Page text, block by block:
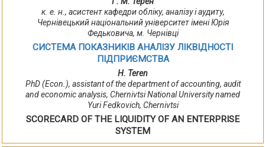
к. е. н., асистент кафедри обліку, аналізу і аудиту,
Чернівецький національний університет імені Юрія
Федьковича, м. Чернівці
СИСТЕМА ПОКАЗНИКІВ АНАЛІЗУ ЛІКВІДНОСТІ
ПІДПРИЄМСТВА
H. Teren
PhD (Econ.), аssistant of the department of accounting, audit
and economic analysis, Chernivtsi National University named
Yuri Fedkovich, Chernivtsi
SCORECARD OF THE LIQUIDITY OF AN ENTERPRISE
SYSTEM